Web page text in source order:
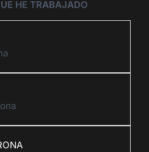
HE TRABAJADO